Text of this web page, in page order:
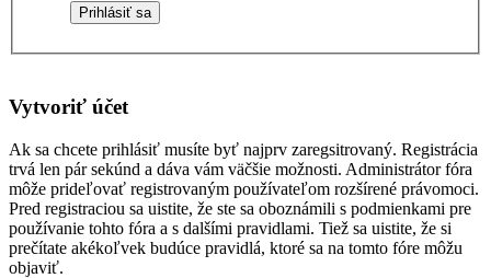
Vytvoriť účet
Ak sa chcete prihlásiť musíte byť najprv zaregsitrovaný. Registrácia
trvá len pár sekúnd a dáva vám väčšie možnosti. Administrátor fóra
môže prideľovať registrovaným používateľom rozšírené právomoci.
Pred registraciou sa uistite, že ste sa oboznámili s podmienkami pre
používanie tohto fóra a s dalšími pravidlami. Tiež sa uistite, že si
prečítate akékoľvek budúce pravidlá, ktoré sa na tomto fóre môžu
objaviť.